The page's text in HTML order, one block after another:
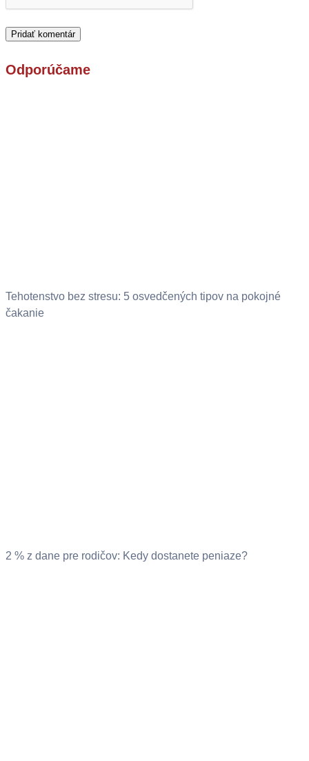
Odporúčame
Tehotenstvo bez stresu: 5 osvedčených tipov na pokojné
čakanie
2 % z dane pre rodičov: Kedy dostanete peniaze?